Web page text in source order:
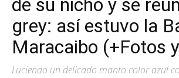
de su nicho y se
grey: así estuvo la
Maracaibo (+Fotos
Luciendo un delicado manto color azul